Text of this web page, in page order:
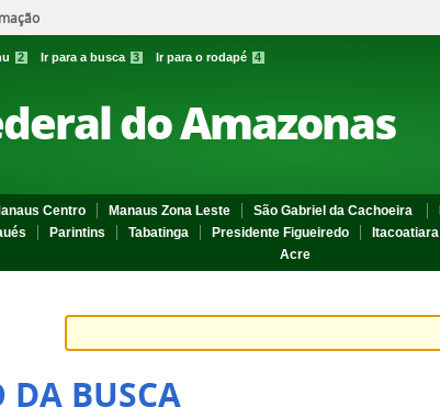
2 Ir para a busca 3 Ir para o rodapé 4
do Amazonas
Centro Manaus Zona Leste São Gabriel da Cachoeira
Parintins Tabatinga Presidente Figueiredo Itacoatiara
Acre
DA BUSCA